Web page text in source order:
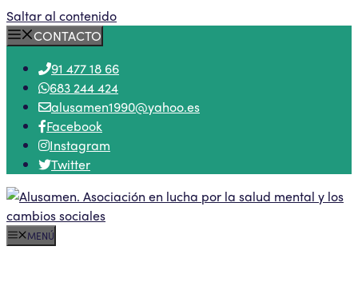
Saltar al contenido
CONTACTO
91 477 18 66
683 244 424
alusamen1990@yahoo.es
Facebook
Instagram
Twitter
MENÚ